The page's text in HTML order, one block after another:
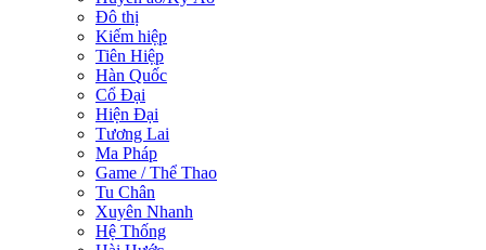
Đô thị
Kiếm hiệp
Tiên Hiệp
Hàn Quốc
Cổ Đại
Hiện Đại
Tương Lai
Ma Pháp
Game / Thể Thao
Tu Chân
Xuyên Nhanh
Hệ Thống